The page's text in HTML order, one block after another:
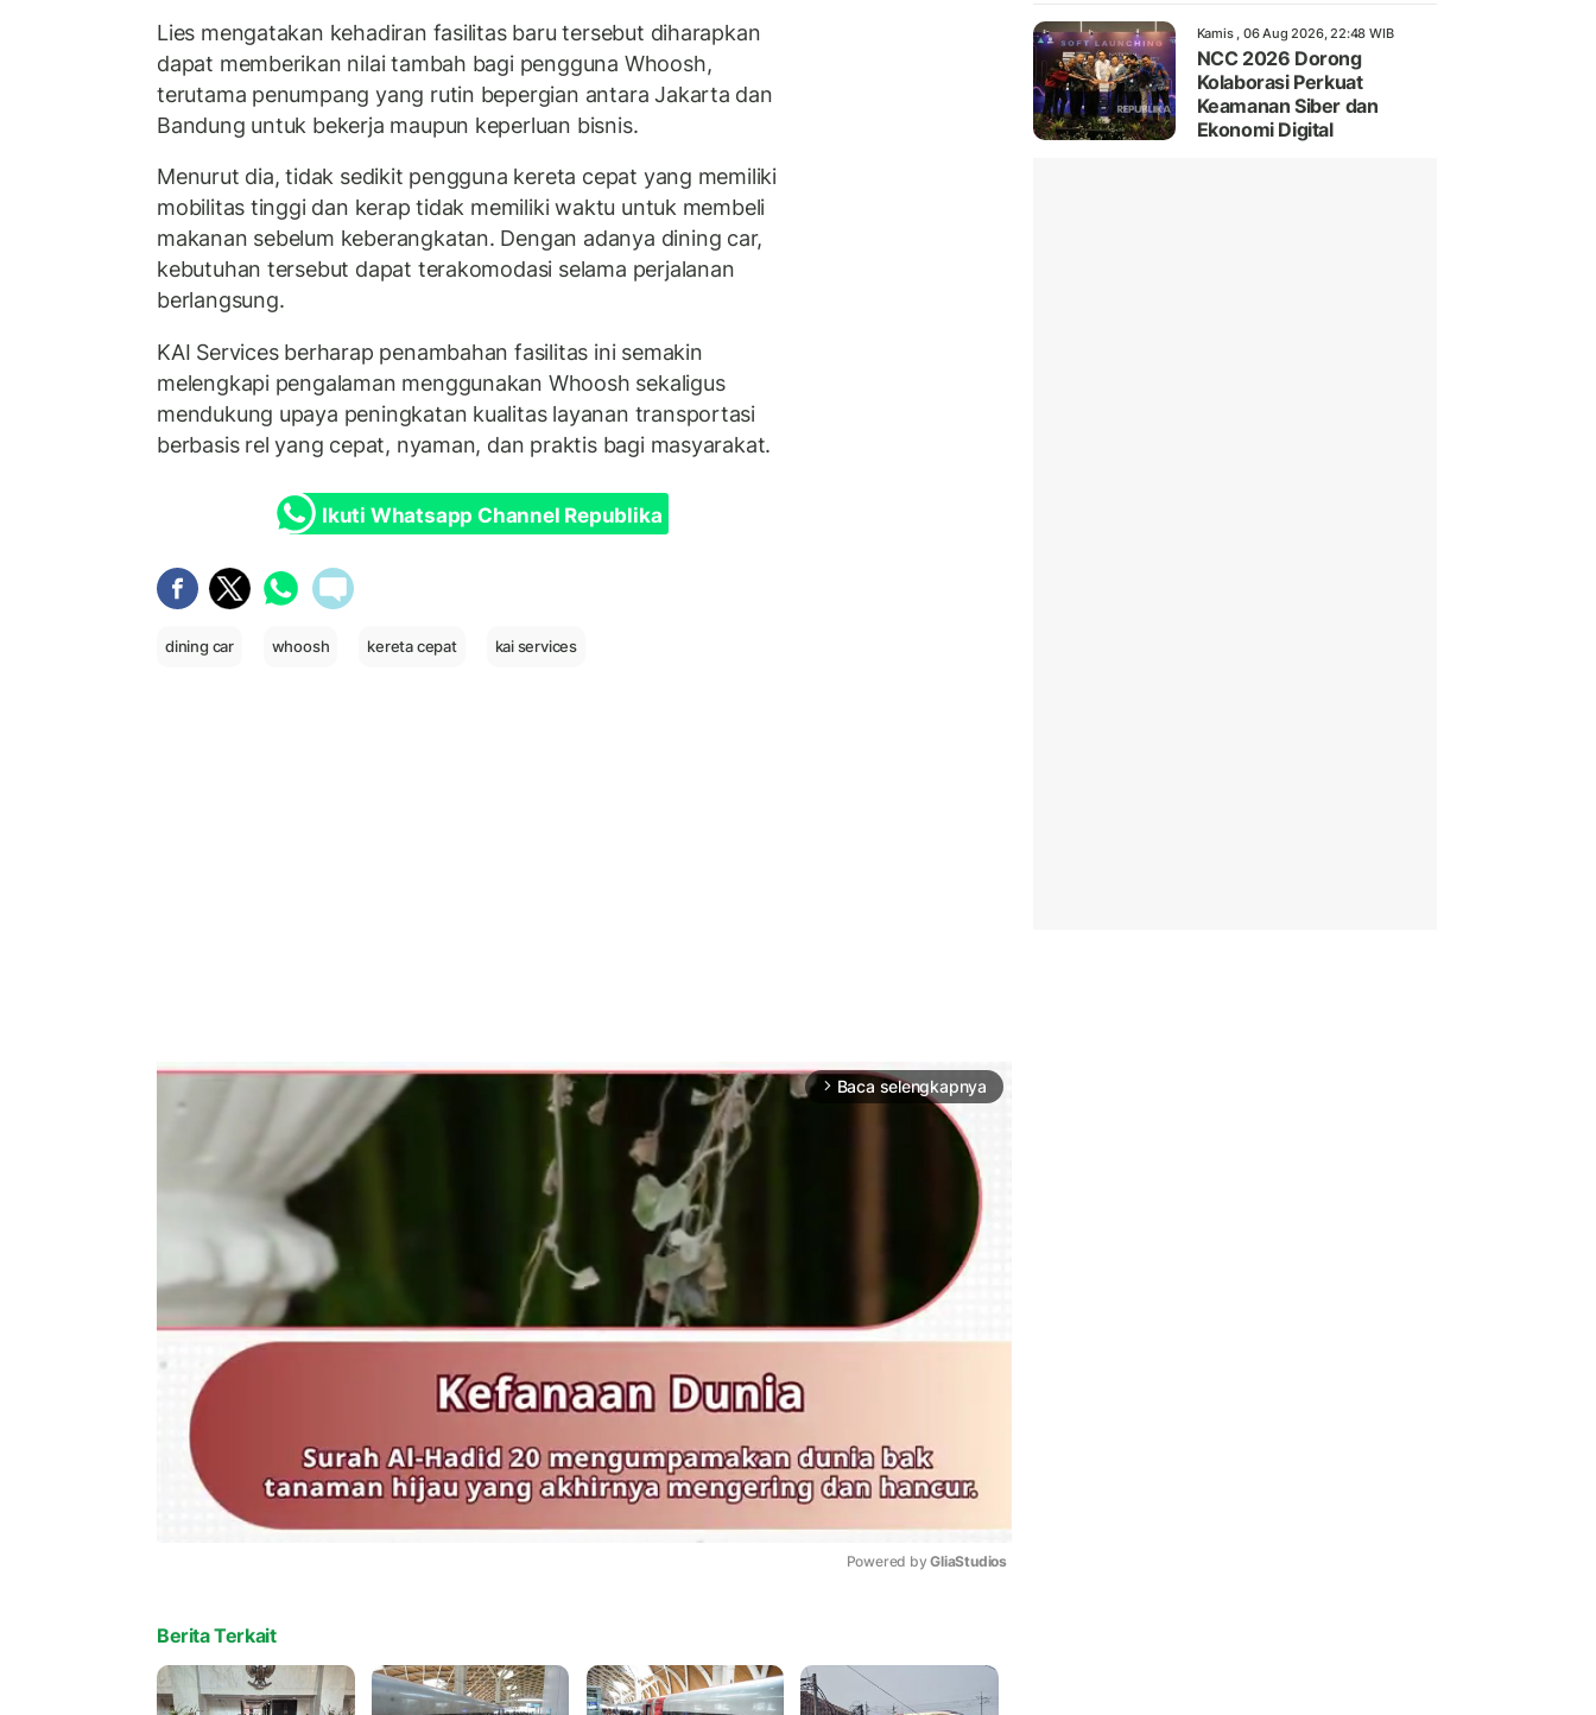
Lies mengatakan kehadiran fasilitas baru tersebut diharapkan
dapat memberikan nilai tambah bagi pengguna Whoosh,
terutama penumpang yang rutin bepergian antara Jakarta dan
Bandung untuk bekerja maupun keperluan bisnis.
Menurut dia, tidak sedikit pengguna kereta cepat yang memiliki
mobilitas tinggi dan kerap tidak memiliki waktu untuk membeli
makanan sebelum keberangkatan. Dengan adanya dining car,
kebutuhan tersebut dapat terakomodasi selama perjalanan
berlangsung.
KAI Services berharap penambahan fasilitas ini semakin
melengkapi pengalaman menggunakan Whoosh sekaligus
mendukung upaya peningkatan kualitas layanan transportasi
berbasis rel yang cepat, nyaman, dan praktis bagi masyarakat.
Ikuti Whatsapp Channel Republika
dining car whoosh kereta cepat kai services
arrow_forward_ios Baca selengkapnya
Powered by GliaStudios
Berita Terkait
Kamis , 06 Aug 2026, 22:48 WIB
NCC 2026 Dorong
Kolaborasi Perkuat
Keamanan Siber dan
Ekonomi Digital